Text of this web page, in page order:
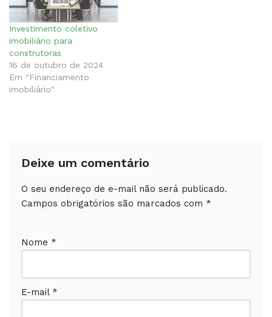
Investimento coletivo
imobiliário para
construtoras
16 de outubro de 2024
Em "Financiamento
imobiliário"
Deixe um comentário
O seu endereço de e-mail não será publicado.
Campos obrigatórios são marcados com *
Nome *
E-mail *